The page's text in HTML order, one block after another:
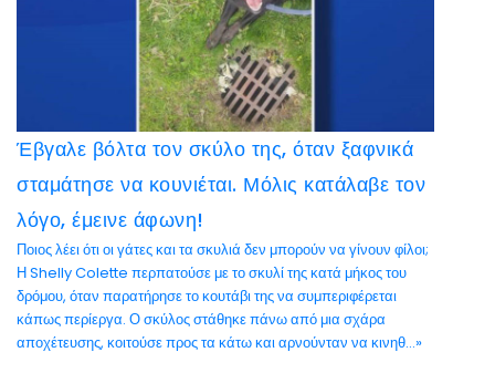
Έβγαλε βόλτα τον σκύλο της, όταν ξαφνικά
σταμάτησε να κουνιέται. Μόλις κατάλαβε τον
λόγο, έμεινε άφωνη!
Ποιος λέει ότι οι γάτες και τα σκυλιά δεν μπορούν να γίνουν φίλοι;
Η Shelly Colette περπατούσε με το σκυλί της κατά μήκος του
δρόμου, όταν παρατήρησε το κουτάβι της να συμπεριφέρεται
κάπως περίεργα. Ο σκύλος στάθηκε πάνω από μια σχάρα
αποχέτευσης, κοιτούσε προς τα κάτω και αρνούνταν να κινηθ...»